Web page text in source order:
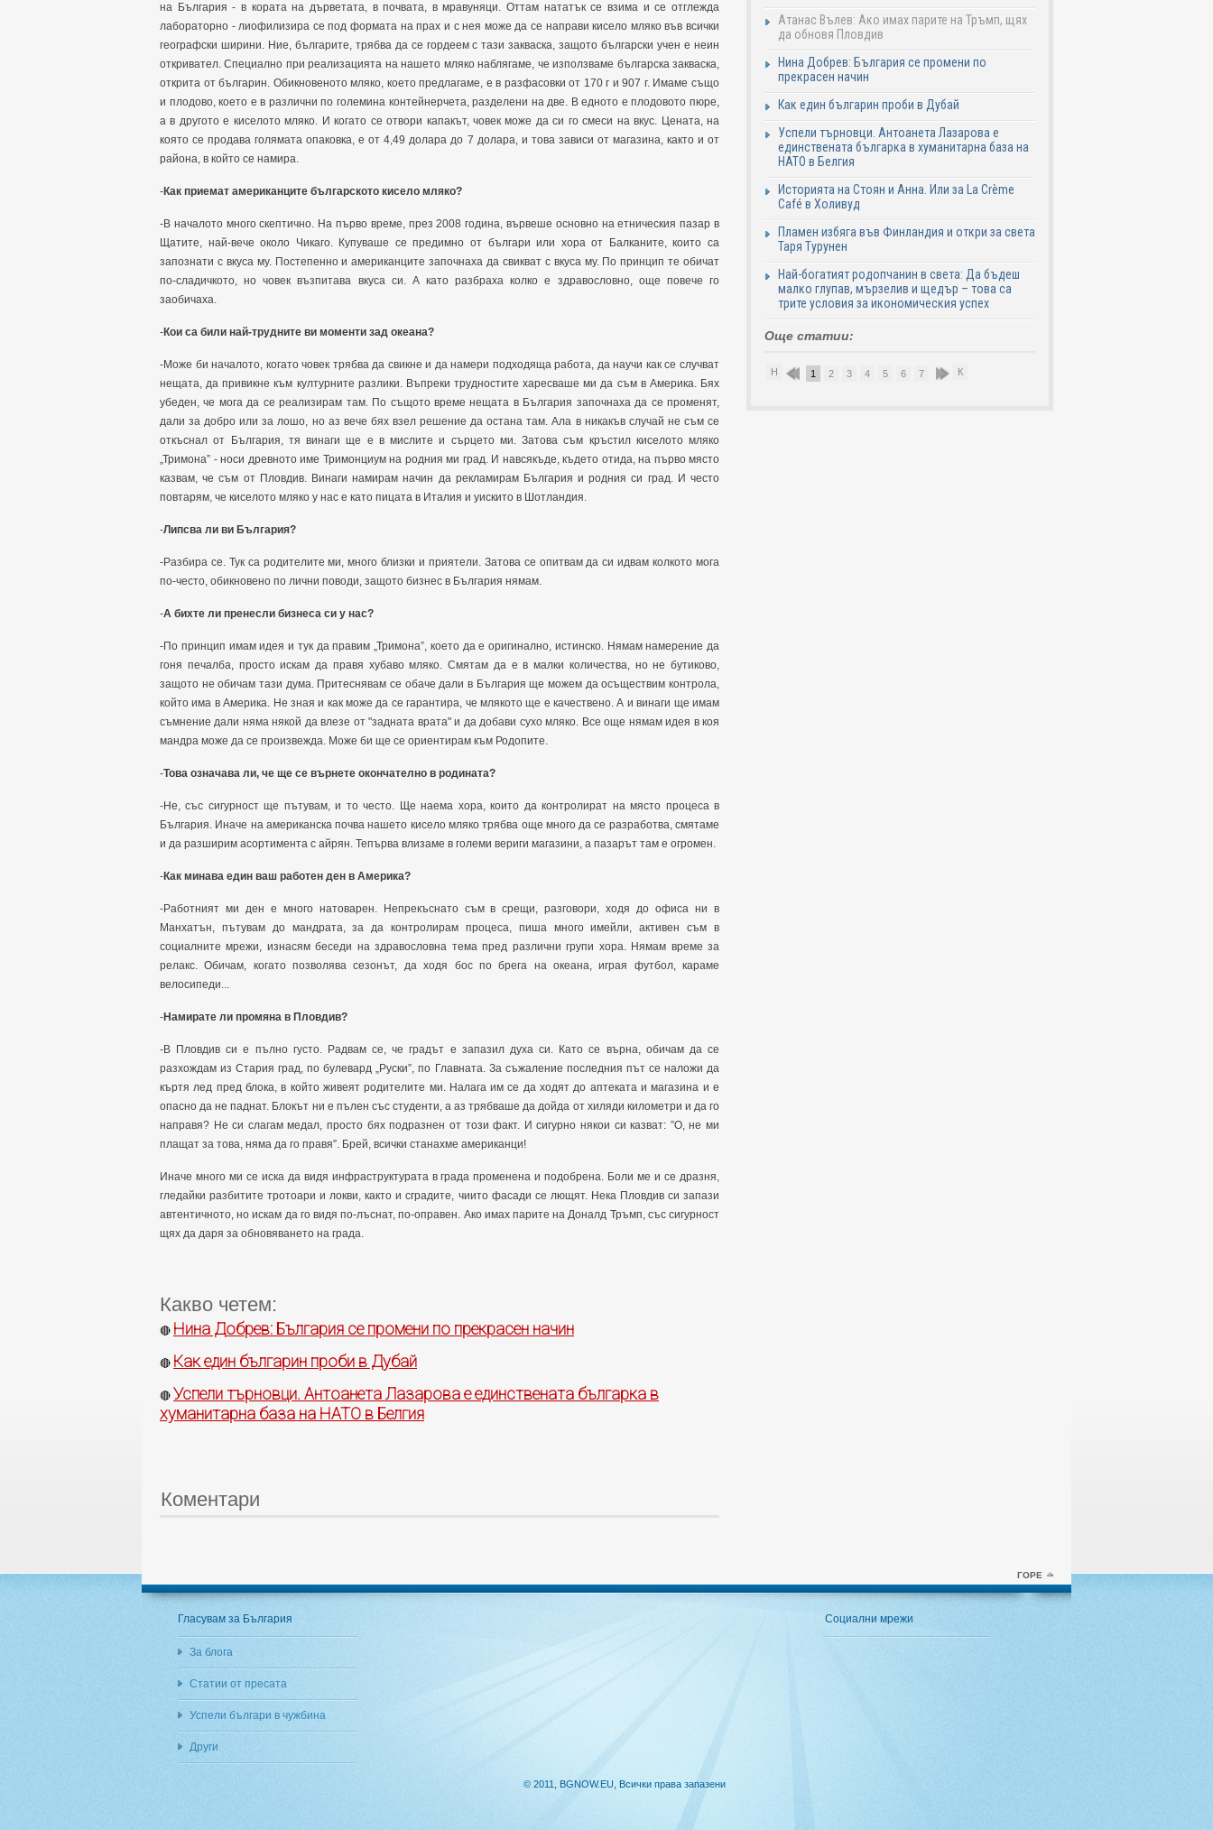
на България - в кората на дърветата, в почвата, в мравуняци. Оттам нататък се взима и се отглежда
лабораторно - лиофилизира се под формата на прах и с нея може да се направи кисело мляко във всички
географски ширини. Ние, българите, трябва да се гордеем с тази закваска, защото български учен е неин
откривател. Специално при реализацията на нашето мляко наблягаме, че използваме българска закваска,
открита от българин. Обикновеното мляко, което предлагаме, е в разфасовки от 170 г и 907 г. Имаме също
и плодово, което е в различни по големина контейнерчета, разделени на две. В едното е плодовото пюре,
а в другото е киселото мляко. И когато се отвори капакът, човек може да си го смеси на вкус. Цената, на
която се продава голямата опаковка, е от 4,49 долара до 7 долара, и това зависи от магазина, както и от
района, в който се намира.
-Как приемат американците българското кисело мляко?
-В началото много скептично. На първо време, през 2008 година, вървеше основно на етническия пазар в
Щатите, най-вече около Чикаго. Купуваше се предимно от българи или хора от Балканите, които са
запознати с вкуса му. Постепенно и американците започнаха да свикват с вкуса му. По принцип те обичат
по-сладичкото, но човек възпитава вкуса си. А като разбраха колко е здравословно, още повече го
заобичаха.
-Кои са били най-трудните ви моменти зад океана?
-Може би началото, когато човек трябва да свикне и да намери подходяща работа, да научи как се случват
нещата, да привикне към културните разлики. Въпреки трудностите харесваше ми да съм в Америка. Бях
убеден, че мога да се реализирам там. По същото време нещата в България започнаха да се променят,
дали за добро или за лошо, но аз вече бях взел решение да остана там. Ала в никакъв случай не съм се
откъснал от България, тя винаги ще е в мислите и сърцето ми. Затова съм кръстил киселото мляко
„Тримона” - носи древното име Тримонциум на родния ми град. И навсякъде, където отида, на първо място
казвам, че съм от Пловдив. Винаги намирам начин да рекламирам България и родния си град. И често
повтарям, че киселото мляко у нас е като пицата в Италия и уискито в Шотландия.
-Липсва ли ви България?
-Разбира се. Тук са родителите ми, много близки и приятели. Затова се опитвам да си идвам колкото мога
по-често, обикновено по лични поводи, защото бизнес в България нямам.
-А бихте ли пренесли бизнеса си у нас?
-По принцип имам идея и тук да правим „Тримона”, което да е оригинално, истинско. Нямам намерение да
гоня печалба, просто искам да правя хубаво мляко. Смятам да е в малки количества, но не бутиково,
защото не обичам тази дума. Притеснявам се обаче дали в България ще можем да осъществим контрола,
който има в Америка. Не зная и как може да се гарантира, че млякото ще е качествено. А и винаги ще имам
съмнение дали няма някой да влезе от "задната врата" и да добави сухо мляко. Все още нямам идея в коя
мандра може да се произвежда. Може би ще се ориентирам към Родопите.
-Това означава ли, че ще се върнете окончателно в родината?
-Не, със сигурност ще пътувам, и то често. Ще наема хора, които да контролират на място процеса в
България. Иначе на американска почва нашето кисело мляко трябва още много да се разработва, смятаме
и да разширим асортимента с айрян. Тепърва влизаме в големи вериги магазини, а пазарът там е огромен.
-Как минава един ваш работен ден в Америка?
-Работният ми ден е много натоварен. Непрекъснато съм в срещи, разговори, ходя до офиса ни в
Манхатън, пътувам до мандрата, за да контролирам процеса, пиша много имейли, активен съм в
социалните мрежи, изнасям беседи на здравословна тема пред различни групи хора. Нямам време за
релакс. Обичам, когато позволява сезонът, да ходя бос по брега на океана, играя футбол, караме
велосипеди...
-Намирате ли промяна в Пловдив?
-В Пловдив си е пълно густо. Радвам се, че градът е запазил духа си. Като се върна, обичам да се
разхождам из Стария град, по булевард „Руски”, по Главната. За съжаление последния път се наложи да
къртя лед пред блока, в който живеят родителите ми. Налага им се да ходят до аптеката и магазина и е
опасно да не паднат. Блокът ни е пълен със студенти, а аз трябваше да дойда от хиляди километри и да го
направя? Не си слагам медал, просто бях подразнен от този факт. И сигурно някои си казват: ”О, не ми
плащат за това, няма да го правя”. Брей, всички станахме американци!
Иначе много ми се иска да видя инфраструктурата в града променена и подобрена. Боли ме и се дразня,
гледайки разбитите тротоари и локви, както и сградите, чиито фасади се лющят. Нека Пловдив си запази
автентичното, но искам да го видя по-лъснат, по-оправен. Ако имах парите на Доналд Тръмп, със сигурност
щях да даря за обновяването на града.
Какво четем:
🔴 Нина Добрев: България се промени по прекрасен начин
🔴 Как един българин проби в Дубай
🔴 Успели търновци. Антоанета Лазарова е единствената българка в
хуманитарна база на НАТО в Белгия
Коментари
Атанас Вълев: Ако имах парите на Тръмп, щях
да обновя Пловдив
Нина Добрев: България се промени по
прекрасен начин
Как един българин проби в Дубай
Успели търновци. Антоанета Лазарова е
единствената българка в хуманитарна база на
НАТО в Белгия
Историята на Стоян и Анна. Или за La Crème
Café в Холивуд
Пламен избяга във Финландия и откри за света
Таря Турунен
Най-богатият родопчанин в света: Да бъдеш
малко глупав, мързелив и щедър – това са
трите условия за икономическия успех
Още статии:
Н 1 2 3 4 5 6 7 8 9К
ГОРЕ
Гласувам за България
За блога
Статии от пресата
Успели българи в чужбина
Други
Социални мрежи
© 2011, BGNOW.EU, Всички права запазени